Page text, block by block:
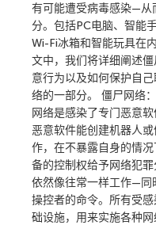
有可能遭受病毒感染—从
分。包括PC电脑、智能
Wi-Fi冰箱和智能玩具在
文中，我们将详细阐述
意行为以及如何保护自
络的一部分。 僵尸网络
网络是感染了专门恶意
恶意软件能创建机器人
作，在不暴露自身的情
备的控制权给予网络犯
依然像往常一样工作—同
操控者的命令。所有受
础设施，用来实施各种